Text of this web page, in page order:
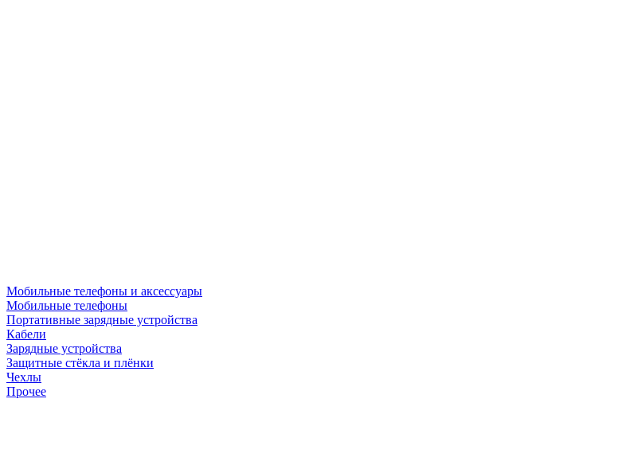
Мобильные телефоны и аксессуары
Мобильные телефоны
Портативные зарядные устройства
Кабели
Зарядные устройства
Защитные стёкла и плёнки
Чехлы
Прочее